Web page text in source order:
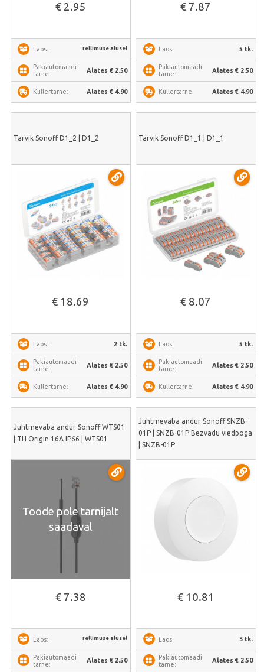
€ 2.95
Laos: Tellimuse alusel
Pakiautomaadi
tarne:
Alates € 2.50
Kullertarne: Alates € 4.90
€ 7.87
Laos: 5 tk.
Pakiautomaadi
tarne:
Alates € 2.50
Kullertarne: Alates € 4.90
Tarvik Sonoff D1_2 | D1_2
€ 18.69
Laos: 2 tk.
Pakiautomaadi
tarne:
Alates € 2.50
Kullertarne: Alates € 4.90
Tarvik Sonoff D1_1 | D1_1
€ 8.07
Laos: 5 tk.
Pakiautomaadi
tarne:
Alates € 2.50
Kullertarne: Alates € 4.90
Juhtmevaba andur Sonoff WTS01
| TH Origin 16A IP66 | WTS01
Toode pole tarnijalt
saadaval
€ 7.38
Laos: Tellimuse alusel
Pakiautomaadi
tarne:
Alates € 2.50
Juhtmevaba andur Sonoff SNZB-
01P | SNZB-01P Bezvadu viedpoga
| SNZB-01P
€ 10.81
Laos: 3 tk.
Pakiautomaadi
tarne:
Alates € 2.50